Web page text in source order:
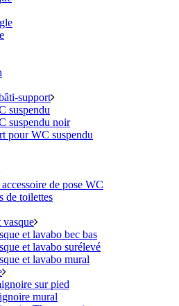
support
suspendu
suspendu noir
pour WC suspendu
de pose WC
de toilettes
vasque
et lavabo bec bas
et lavabo surélevé
et lavabo mural
sur pied
mural